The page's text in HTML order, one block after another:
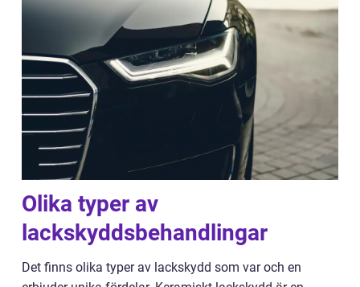
Olika typer av
lackskyddsbehandlingar
Det finns olika typer av lackskydd som var och en